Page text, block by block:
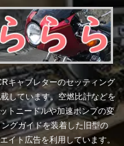
キャブレターのセッティング
しています。空燃比計などを
トニードルや加速ポンプの変
グガイドを装着した旧型の
イト広告を利用しています。